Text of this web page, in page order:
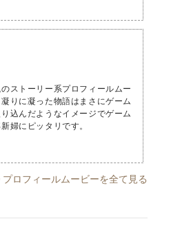
のストーリー系プロフィールムー
りに凝った物語はまさにゲーム
込んだようなイメージでゲーム
婦にピッタリです。
プロフィールムービーを全て見る